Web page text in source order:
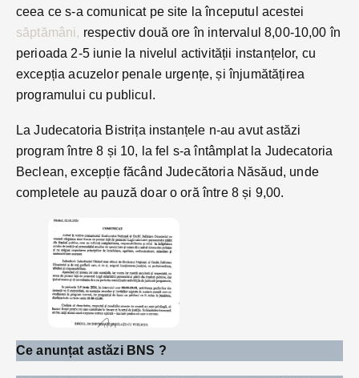
ceea ce s-a comunicat pe site la începutul acestei
săptămâni, respectiv două ore în intervalul 8,00-10,00 în
perioada 2-5 iunie la nivelul activității instanțelor, cu
excepția acuzelor penale urgențe, și înjumătățirea
programului cu publicul.
La Judecatoria Bistrița instanțele n-au avut astăzi
program între 8 și 10, la fel s-a întâmplat la Judecatoria
Beclean, excepție făcând Judecătoria Năsăud, unde
completele au pauză doar o oră între 8 și 9,00.
Ce anunțat astăzi BNS ?